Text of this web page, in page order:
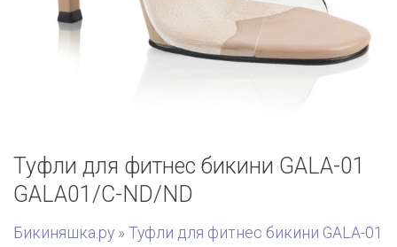
Туфли для фитнес бикини GALA-01
GALA01/C-ND/ND
Бикиняшка.ру » Туфли для фитнес бикини GALA-01